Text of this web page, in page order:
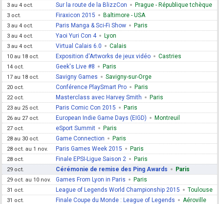
3 au 4 oct. Sur la route de la BlizzCon Prague - République tchèque
3 oct. Firaxicon 2015 Baltimore - USA
3 au 4 oct. Paris Manga & Sci-Fi Show Paris
3 au 4 oct. Yaoi Yuri Con 4 Lyon
3 au 4 oct. Virtual Calais 6.0 Calais
10 au 18 oct. Exposition d'Artworks de jeux vidéo Castries
14 oct. Geek's Live #8 Paris
17 au 18 oct. Savigny Games Savigny-sur-Orge
20 oct. Conférence PlaySmart Pro Paris
22 oct. Masterclass avec Harvey Smith Paris
23 au 25 oct. Paris Comic Con 2015 Paris
26 au 27 oct. European Indie Game Days (EIGD) Montreuil
27 oct. eSport Summit Paris
28 au 30 oct. Game Connection Paris
28 oct. au 1 nov. Paris Games Week 2015 Paris
28 oct. Finale EPSI-Ligue Saison 2 Paris
29 oct. Cérémonie de remise des Ping Awards Paris
29 oct. au 10 nov. Games From Lyon in Paris Paris
31 oct. League of Legends World Championship 2015 Toulouse
31 oct. Finale Coupe du Monde : League of Legends Aéroville